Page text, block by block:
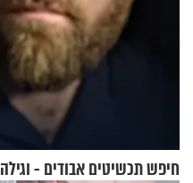
חיפש תכשיטים אבודים - וגילה אוצר